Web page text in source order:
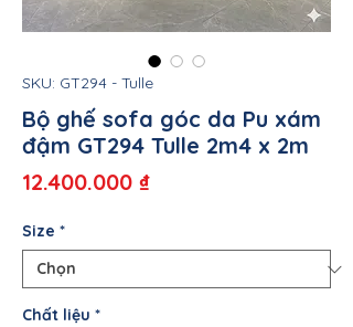
SKU: GT294 - Tulle
Bộ ghế sofa góc da Pu xám
đậm GT294 Tulle 2m4 x 2m
12.400.000 ₫Giá
Size *
Chất liệu *